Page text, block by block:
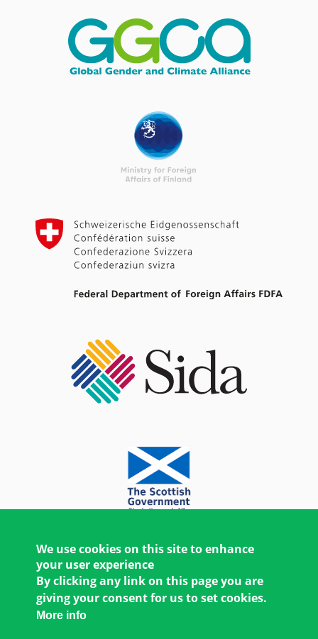
We use cookies on this site to enhance
your user experience
By clicking any link on this page you are
giving your consent for us to set cookies.
More info